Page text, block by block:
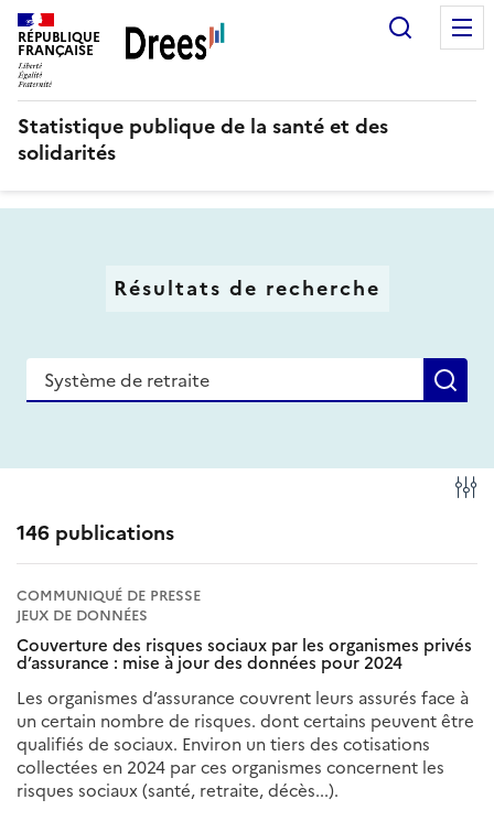
Aller
au
contenu
principal
RÉPUBLIQUE
FRANÇAISE
Statistique publique de la santé et des
solidarités
Résultats de recherche
Recherche
146 publications
COMMUNIQUÉ DE PRESSE
JEUX DE DONNÉES
Couverture des risques sociaux par les organismes privés
d’assurance : mise à jour des données pour 2024
Les organismes d’assurance couvrent leurs assurés face à
un certain nombre de risques. dont certains peuvent être
qualifiés de sociaux. Environ un tiers des cotisations
collectées en 2024 par ces organismes concernent les
risques sociaux (santé, retraite, décès...).